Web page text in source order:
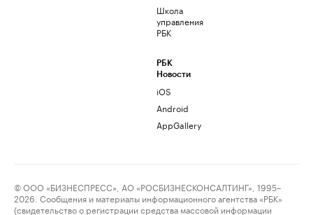
Школа
управления
РБК
РБК
Новости
iOS
Android
AppGallery
© ООО «БИЗНЕСПРЕСС», АО «РОСБИЗНЕСКОНСАЛТИНГ», 1995–
2026. Сообщения и материалы информационного агентства «РБК»
(свидетельство о регистрации средства массовой информации